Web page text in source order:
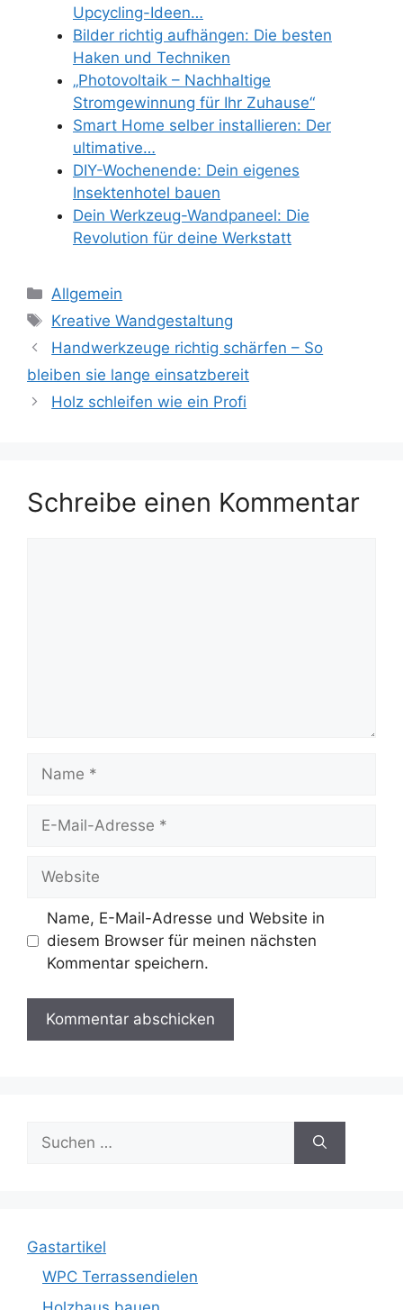
Upcycling-Ideen…
Bilder richtig aufhängen: Die besten
Haken und Techniken
„Photovoltaik – Nachhaltige
Stromgewinnung für Ihr Zuhause“
Smart Home selber installieren: Der
ultimative…
DIY-Wochenende: Dein eigenes
Insektenhotel bauen
Dein Werkzeug-Wandpaneel: Die
Revolution für deine Werkstatt
Kategorien
Allgemein
Schlagwörter
Kreative Wandgestaltung
Handwerkzeuge richtig schärfen – So
bleiben sie lange einsatzbereit
Holz schleifen wie ein Profi
Schreibe einen Kommentar
Name
Website
Name, E-Mail-Adresse und Website in
diesem Browser für meinen nächsten
Kommentar speichern.
nach:
Gastartikel
WPC Terrassendielen